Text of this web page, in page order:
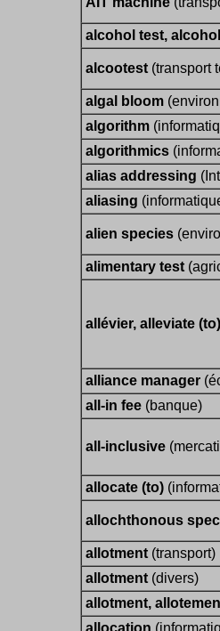
alcohol test,
alcootest (transport
algal bloom
algorithm
algorithmics
alias addressing
aliasing
alien species
alimentary test
allévier, alleviate (to)
alliance manager
all-in fee (banque)
all-inclusive
allocate (to)
allochthonous
allotment (transport)
allotment (divers)
allotment,
allocation